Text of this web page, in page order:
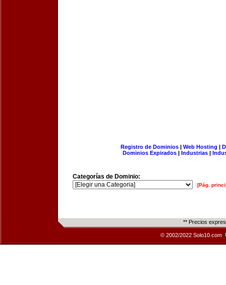
Registro de Dominios| Web Hosting |
Dominios Expirados | Industrias |
Categorías de Dominio:
[Pág.
** Precios
© 2002/2022 Solo10.com